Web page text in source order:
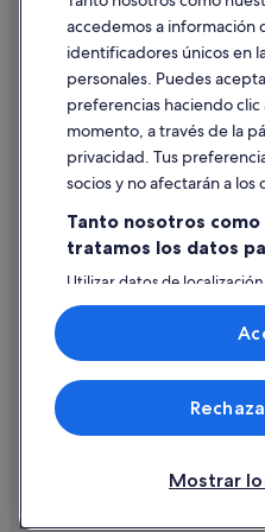
Ayuda
Cancelar un vuelo
Cancelar una reserva de hotel o
Utilizar un cupón de Expedia
Documentos para viajes
© 2026 Expedia, Inc., una
derechos reservados. Expedia y
comerciales o marcas
accedemos a información
identificadores únicos en
personales. Puedes
preferencias haciendo
momento, a través de la
privacidad. Tus
socios y no afectarán a
Tanto nosotros
tratamos los datos
Utilizar datos de
activamente las
identificación. Almacenar
y/o acceder a ella.
medición de publicidad y
audiencia y desarrollo de
Lista de asociados
Mostrar